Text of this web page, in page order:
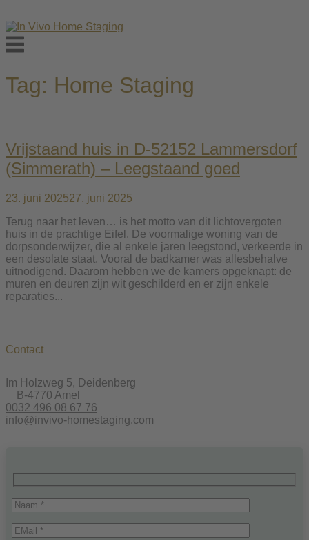
Skip
to
content
Menu
Tag: Home Staging
Vrijstaand huis in D-52152 Lammersdorf
(Simmerath) – Leegstaand goed
23. juni 202527. juni 2025
Terug naar het leven… is het motto van dit lichtovergoten
huis in de prachtige Eifel. De voormalige woning van de
dorpsonderwijzer, die al enkele jaren leegstond, verkeerde in
een desolate staat. Vooral de badkamer was allesbehalve
uitnodigend. Daarom hebben we de kamers opgeknapt: de
muren en deuren zijn wit geschilderd en er zijn enkele
reparaties...
Contact
Im Holzweg 5, Deidenberg
B-4770 Amel
0032 496 08 67 76
info@invivo-homestaging.com